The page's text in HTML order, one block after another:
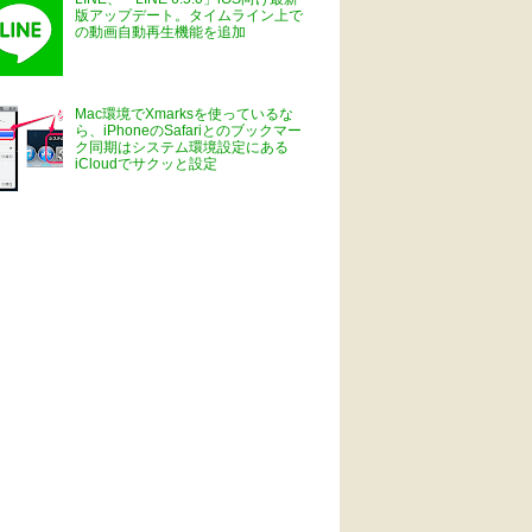
版アップデート。タイムライン上で
の動画自動再生機能を追加
Mac環境でXmarksを使っているな
ら、iPhoneのSafariとのブックマー
ク同期はシステム環境設定にある
iCloudでサクッと設定